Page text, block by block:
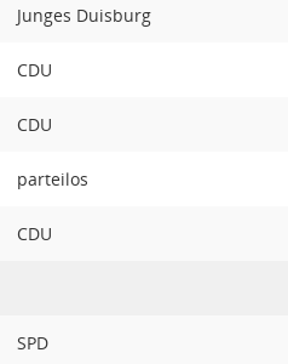
Junges Duisburg
CDU
CDU
parteilos
CDU
SPD